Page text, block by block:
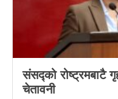
संसद्को रोष्ट्रमबाटै
चेतावनी